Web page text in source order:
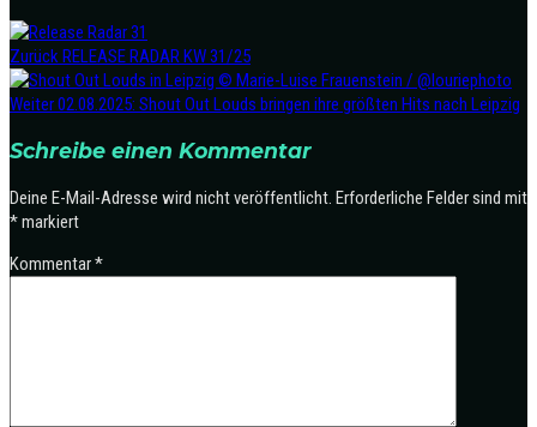
ZurückRELEASE RADAR KW 31/25
Weiter02.08.2025: Shout Out Louds bringen ihre größten Hits nach Leipzig
Schreibe einen Kommentar
Deine E-Mail-Adresse wird nicht veröffentlicht. Erforderliche Felder sind mit
*markiert
Kommentar*